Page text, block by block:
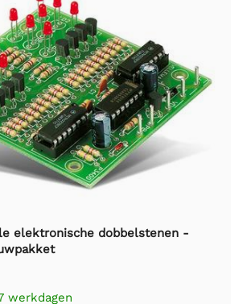
elektronische dobbelstenen -
werkdagen